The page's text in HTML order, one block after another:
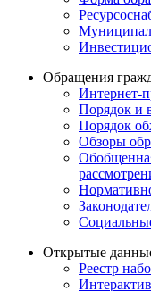
Обращения
Интернет-
Порядок и
Порядок
Обзоры
Открытые
Реестр